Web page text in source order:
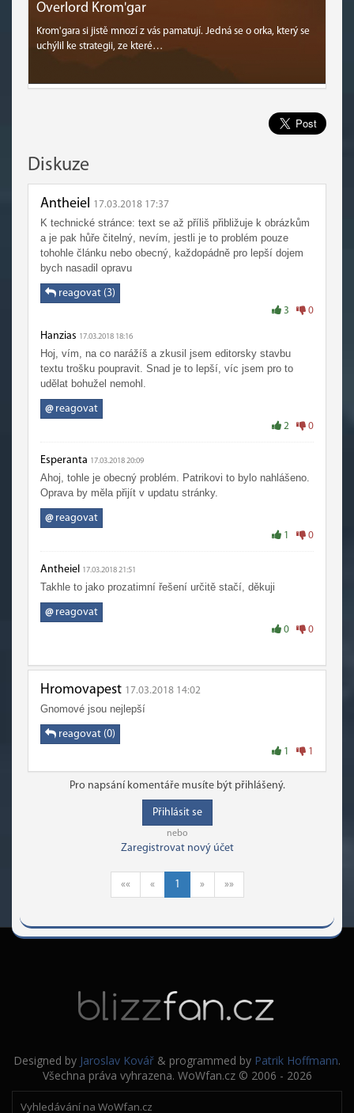
Overlord Krom'gar
Krom'gara si jistě mnozí z vás pamatují. Jedná se o orka, který se
uchýlil ke strategii, ze které…
Diskuze
Antheiel 17.03.2018 17:37
K technické stránce: text se až příliš přibližuje k obrázkům
a je pak hůře čitelný, nevím, jestli je to problém pouze
tohohle článku nebo obecný, každopádně pro lepší dojem
bych nasadil opravu
reagovat (3)
3 0
Hanzias 17.03.2018 18:16
Hoj, vím, na co narážíš a zkusil jsem editorsky stavbu
textu trošku poupravit. Snad je to lepší, víc jsem pro to
udělat bohužel nemohl.
@reagovat
2 0
Esperanta 17.03.2018 20:09
Ahoj, tohle je obecný problém. Patrikovi to bylo nahlášeno.
Oprava by měla přijít v updatu stránky.
@reagovat
1 0
Antheiel 17.03.2018 21:51
Takhle to jako prozatimní řešení určitě stačí, děkuji
@reagovat
0 0
Hromovapest 17.03.2018 14:02
Gnomové jsou nejlepší
reagovat (0)
1 1
Pro napsání komentáře musíte být přihlášený.
Přihlásit se
nebo
Zaregistrovat nový účet
«« « 1 » »»
Designed by Jaroslav Kovář & programmed by Patrik Hoffmann.
Všechna práva vyhrazena. WoWfan.cz © 2006 - 2026